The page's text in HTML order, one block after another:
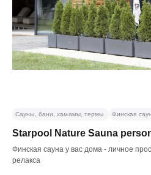
Starpool Nature Sauna
Финская сауна у вас дома - личное
релакса
Сауны, бани, хамамы, термы Финская